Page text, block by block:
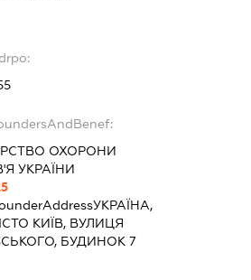
ОХОРОНИ
УКРАЇНИ
УКРАЇНА,
КИЇВ, ВУЛИЦЯ
БУДИНОК 7